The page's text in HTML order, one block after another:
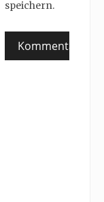
speichern.